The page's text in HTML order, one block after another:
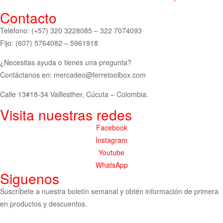
Contacto
Teléfono: (+57) 320 3228085 – 322 7074093
Fijo: (607) 5764082 – 5961918
¿Necesitas ayuda o tienes una pregunta?
Contáctanos en: mercadeo@ferretoolbox.com
Calle 13#18-34 Valllesther, Cúcuta – Colombia.
Visita nuestras redes
Facebook
Instagram
Youtube
WhatsApp
Siguenos
Suscríbete a nuestra boletín semanal y obtén información de primera
en productos y descuentos.